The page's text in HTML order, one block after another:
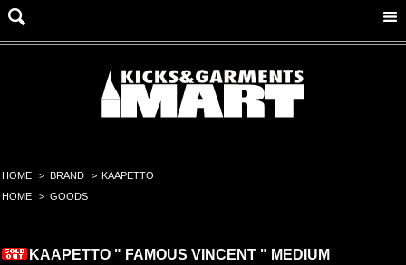
HOME > BRAND > KAAPETTO
HOME
> GOODS
KAAPETTO " FAMOUS VINCENT " MEDIUM